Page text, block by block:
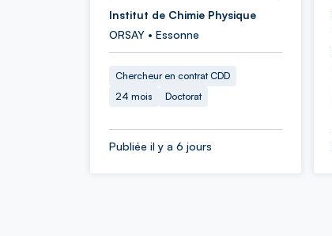
Institut de Chimie Physique
ORSAY • Essonne
Chercheur en contrat CDD
24 mois
Doctorat
Publiée il y a 6 jours